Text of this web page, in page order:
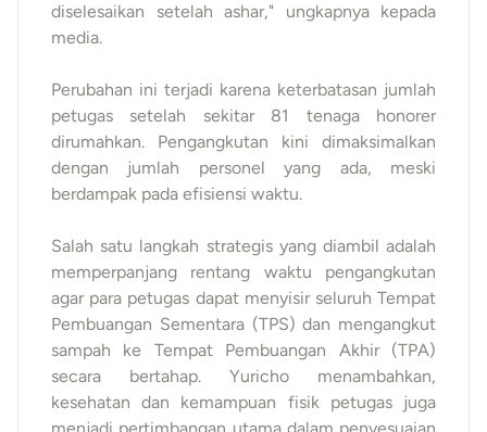
diselesaikan setelah ashar," ungkapnya kepada
media.
Perubahan ini terjadi karena keterbatasan jumlah
petugas setelah sekitar 81 tenaga honorer
dirumahkan. Pengangkutan kini dimaksimalkan
dengan jumlah personel yang ada, meski
berdampak pada efisiensi waktu.
Salah satu langkah strategis yang diambil adalah
memperpanjang rentang waktu pengangkutan
agar para petugas dapat menyisir seluruh Tempat
Pembuangan Sementara (TPS) dan mengangkut
sampah ke Tempat Pembuangan Akhir (TPA)
secara bertahap. Yuricho menambahkan,
kesehatan dan kemampuan fisik petugas juga